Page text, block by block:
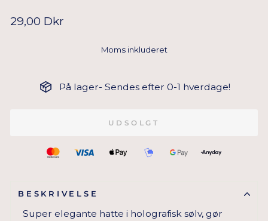
Normal
29,00 Dkr
Moms inkluderet
På lager- Sendes efter 0-1 hverdage!
UDSOLGT
BESKRIVELSE
Super elegante hatte i holografisk sølv, gør